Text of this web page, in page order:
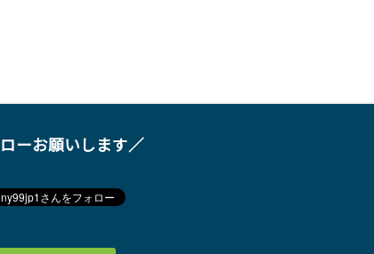
ーお願いします／